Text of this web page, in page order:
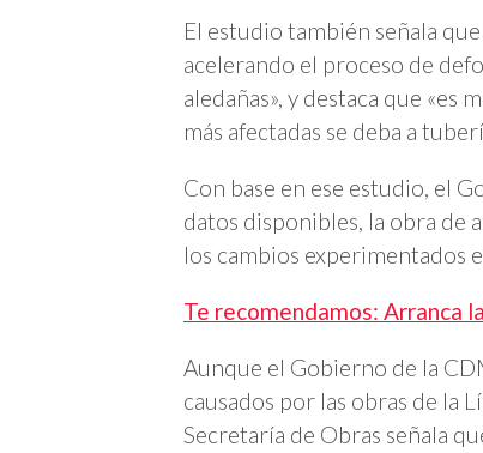
El estudio también señala
acelerando el proceso de
aledañas», y destaca que «es
más afectadas se deba a
Con base en ese estudio, el
datos disponibles, la obra de
los cambios experimentados
Te recomendamos: Arranca
Aunque el Gobierno de la
causados por las obras de la
Secretaría de Obras señala